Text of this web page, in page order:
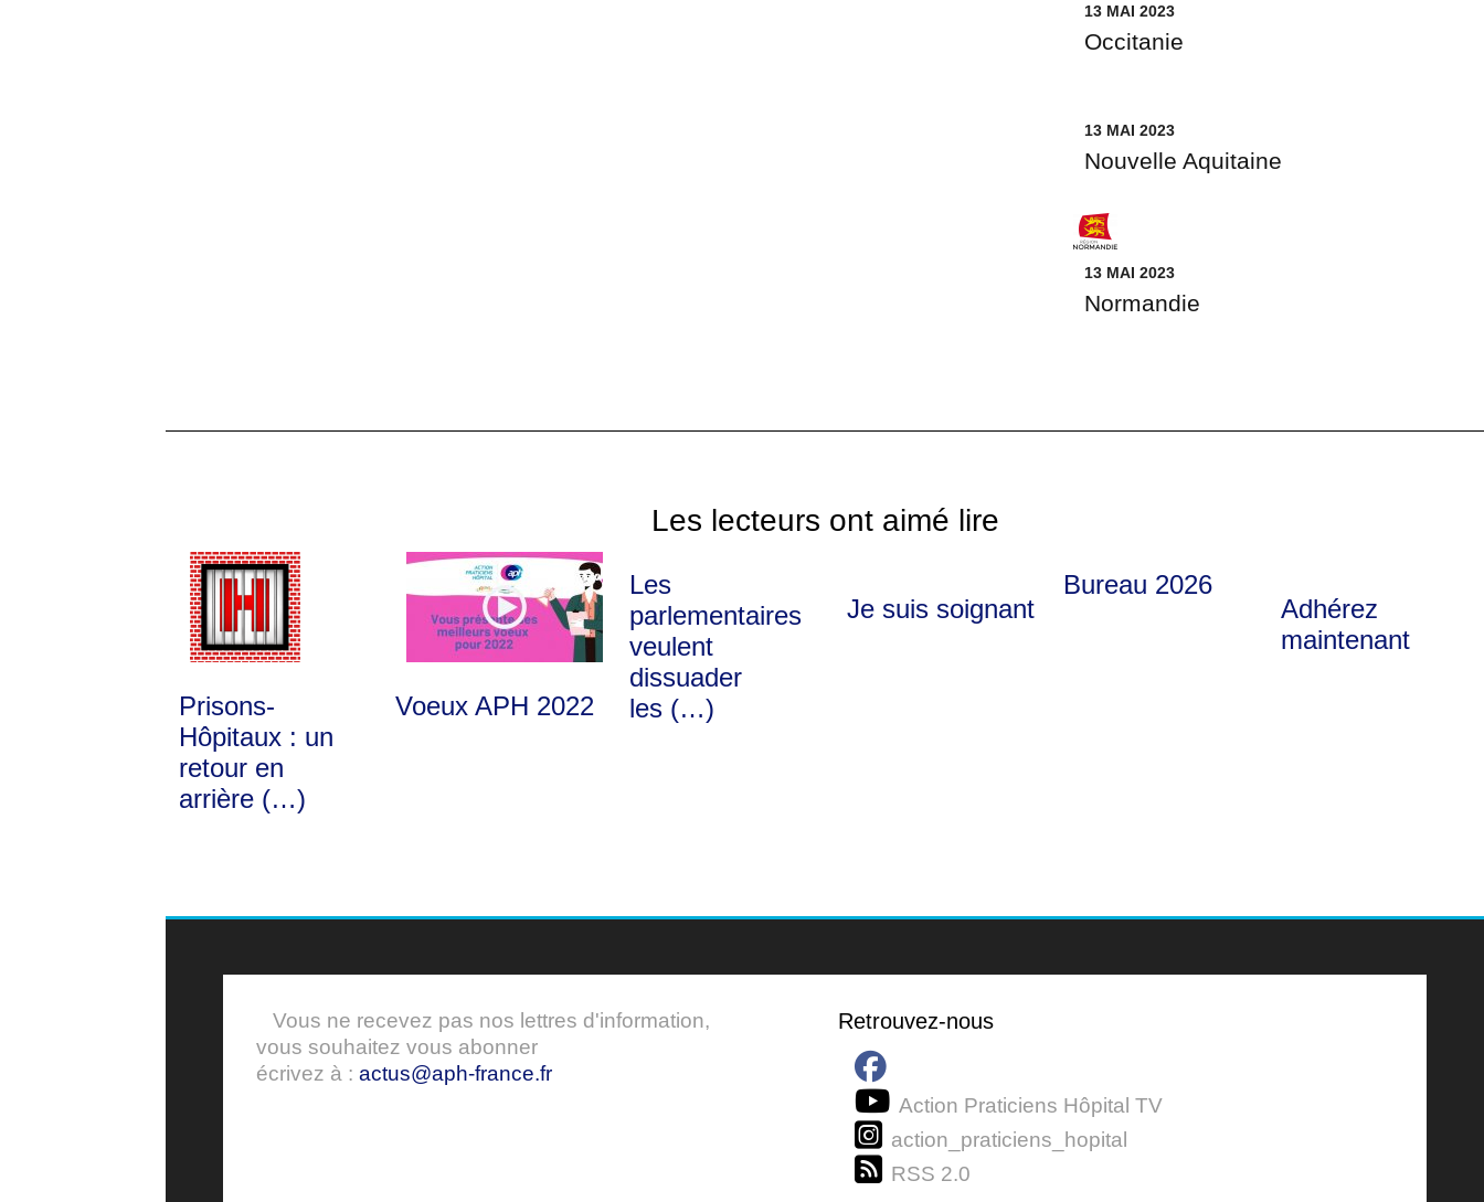
13 MAI 2023
Occitanie
13 MAI 2023
Nouvelle Aquitaine
13 MAI 2023
Normandie
Les lecteurs ont aimé lire
Prisons-
Hôpitaux : un
retour en
arrière (…)
Voeux APH 2022
Les
parlementaires
veulent
dissuader
les (…)
Je suis soignant
Bureau 2026
Adhérez
maintenant
Vous ne recevez pas nos lettres d'information,
vous souhaitez vous abonner
écrivez à : actus@aph-france.fr
Retrouvez-nous
Action Praticiens Hôpital TV
action_praticiens_hopital
RSS 2.0